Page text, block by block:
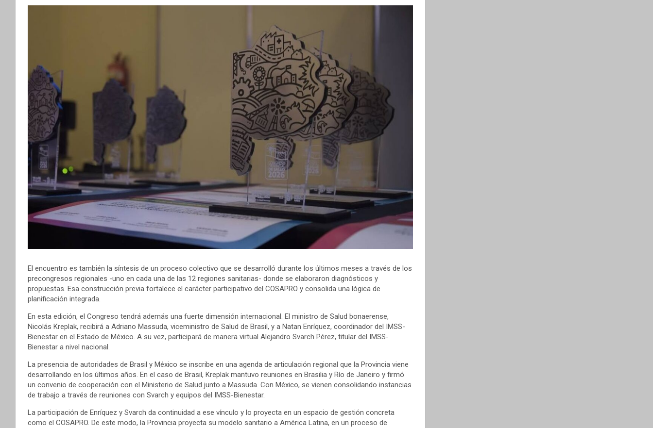
El encuentro es también la síntesis de un proceso colectivo que se desarrolló durante los últimos meses a través de los
precongresos regionales -uno en cada una de las 12 regiones sanitarias- donde se elaboraron diagnósticos y
propuestas. Esa construcción previa fortalece el carácter participativo del COSAPRO y consolida una lógica de
planificación integrada.
En esta edición, el Congreso tendrá además una fuerte dimensión internacional. El ministro de Salud bonaerense,
Nicolás Kreplak, recibirá a Adriano Massuda, viceministro de Salud de Brasil, y a Natan Enríquez, coordinador del IMSS-
Bienestar en el Estado de México. A su vez, participará de manera virtual Alejandro Svarch Pérez, titular del IMSS-
Bienestar a nivel nacional.
La presencia de autoridades de Brasil y México se inscribe en una agenda de articulación regional que la Provincia viene
desarrollando en los últimos años. En el caso de Brasil, Kreplak mantuvo reuniones en Brasilia y Río de Janeiro y firmó
un convenio de cooperación con el Ministerio de Salud junto a Massuda. Con México, se vienen consolidando instancias
de trabajo a través de reuniones con Svarch y equipos del IMSS-Bienestar.
La participación de Enríquez y Svarch da continuidad a ese vínculo y lo proyecta en un espacio de gestión concreta
como el COSAPRO. De este modo, la Provincia proyecta su modelo sanitario a América Latina, en un proceso de